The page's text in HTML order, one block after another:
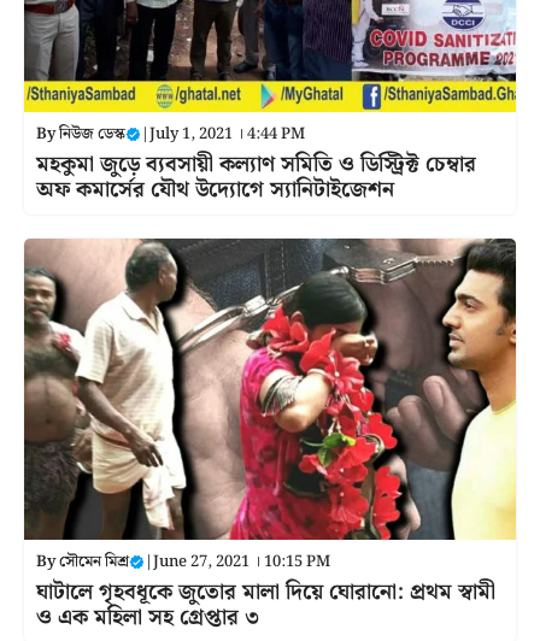
Byনিউজ ডেস্ক |July 1, 2021 । 4:44 PM
মহকুমা জুড়ে ব্যবসায়ী কল্যাণ সমিতি ও ডিস্ট্রিক্ট চেম্বার
অফ কমার্সের যৌথ উদ্যোগে স্যানিটাইজেশন
Byসৌমেন মিশ্র |June 27, 2021 । 10:15 PM
ঘাটালে গৃহবধূকে জুতোর মালা দিয়ে ঘোরানো: প্রথম স্বামী
ও এক মহিলা সহ গ্রেপ্তার ৩